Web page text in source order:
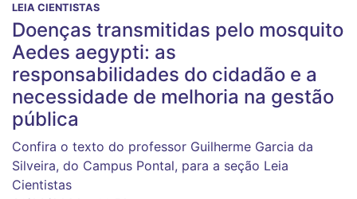
LEIA CIENTISTAS
Doenças transmitidas pelo mosquito
Aedes aegypti: as
responsabilidades do cidadão e a
necessidade de melhoria na gestão
pública
Confira o texto do professor Guilherme Garcia da
Silveira, do Campus Pontal, para a seção Leia
Cientistas